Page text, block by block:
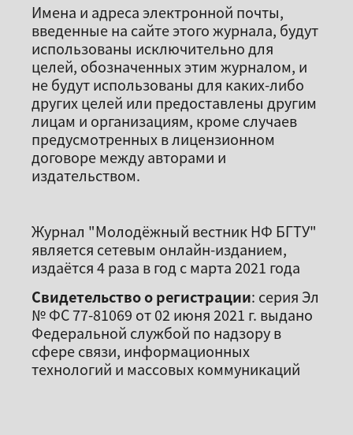
Имена и адреса электронной почты,
введенные на сайте этого журнала, будут
использованы исключительно для
целей, обозначенных этим журналом, и
не будут использованы для каких-либо
других целей или предоставлены другим
лицам и организациям, кроме случаев
предусмотренных в лицензионном
договоре между авторами и
издательством.
Журнал "Молодёжный вестник НФ БГТУ"
является сетевым онлайн-изданием,
издаётся 4 раза в год с марта 2021 года
Свидетельство о регистрации: серия Эл
№ ФС 77-81069 от 02 июня 2021 г. выдано
Федеральной службой по надзору в
сфере связи, информационных
технологий и массовых коммуникаций